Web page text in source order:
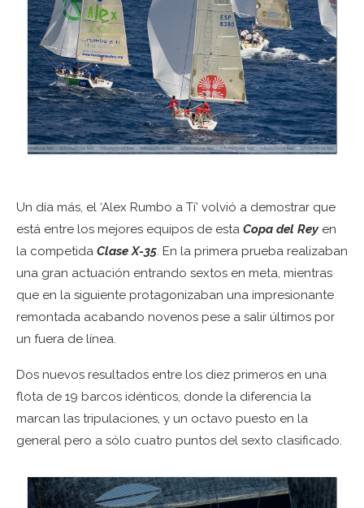
Un día más, el ‘Alex Rumbo a Tí’ volvió a demostrar que
está entre los mejores equipos de esta Copa del Rey en
la competida Clase X-35. En la primera prueba realizaban
una gran actuación entrando sextos en meta, mientras
que en la siguiente protagonizaban una impresionante
remontada acabando novenos pese a salir últimos por
un fuera de línea.
Dos nuevos resultados entre los diez primeros en una
flota de 19 barcos idénticos, donde la diferencia la
marcan las tripulaciones, y un octavo puesto en la
general pero a sólo cuatro puntos del sexto clasificado.